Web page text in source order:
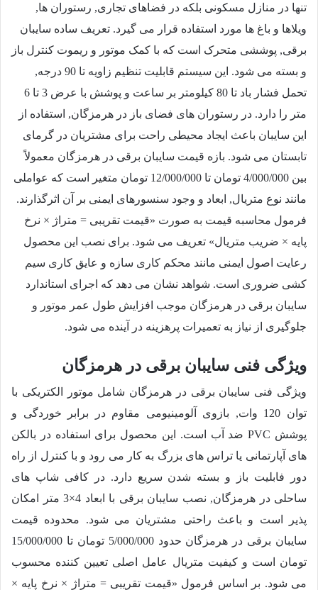
تنها در منازل مسکونی بلکه در فضاهای تجاری, رستوران ها,
ویلاها و باغ ها مورد استفاده قرار می گیرد. تعریف ساده سایبان
برقی, پوششی متحرک است که با کمک موتور و ریموت کنترل باز
و بسته می شود. این سیستم قابلیت تنظیم زاویه تا 90 درجه,
تحمل فشار باد تا 80 کیلومتر بر ساعت و پوشش با عرض 3 تا 6
متر را دارد. در رستوران های فضای باز در هرمزگان, استفاده از
این سایبان باعث ایجاد محیطی راحت برای مشتریان در گرمای
تابستان می شود. بازه قیمت سایبان برقی در هرمزگان معمولاً
بین 4/000/000 تومان تا 12/000/000 تومان متغیر است که عواملی
مانند نوع متریال, ابعاد و وجود سنسورهای ایمنی بر آن اثرگذارند.
فرمول محاسبه قیمت به صورت «قیمت تقریبی = متراژ × نرخ
پایه × ضریب متریال» تعریف می شود. برای نصب این محصول
رعایت اصول ایمنی مانند محکم کاری سازه و عایق کاری سیم
کشی ضروری است. شواهد نشان می دهد که اجرای استاندارد
سایبان برقی در هرمزگان موجب افزایش طول عمر موتور و
جلوگیری از نیاز به تعمیرات پرهزینه در آینده می شود.
ویژگی فنی سایبان برقی در هرمزگان
ویژگی فنی سایبان برقی در هرمزگان شامل موتور الکتریکی با
توان 120 وات, بازوی آلومینیومی مقاوم در برابر خوردگی و
پوشش PVC ضد آب است. این محصول برای استفاده در بالکن
های آپارتمانی یا تراس های بزرگ به کار می رود و با کنترل از راه
دور فابلیت باز و بسته شدن سریع دارد. در کافی شاپ های
ساحلی در هرمزگان, نصب سایبان برقی با ابعاد 4×3 متر امکان
پذیر است و باعث راحتی مشتریان می شود. محدوده قیمت
سایبان برقی در هرمزگان حدود5/000/000 تومان تا 15/000/000
تومان است و کیفیت متریال عامل اصلی تعیین کننده محسوب
می شود. بر اساس فرمول «قیمت تقریبی = متراژ × نرخ پایه ×